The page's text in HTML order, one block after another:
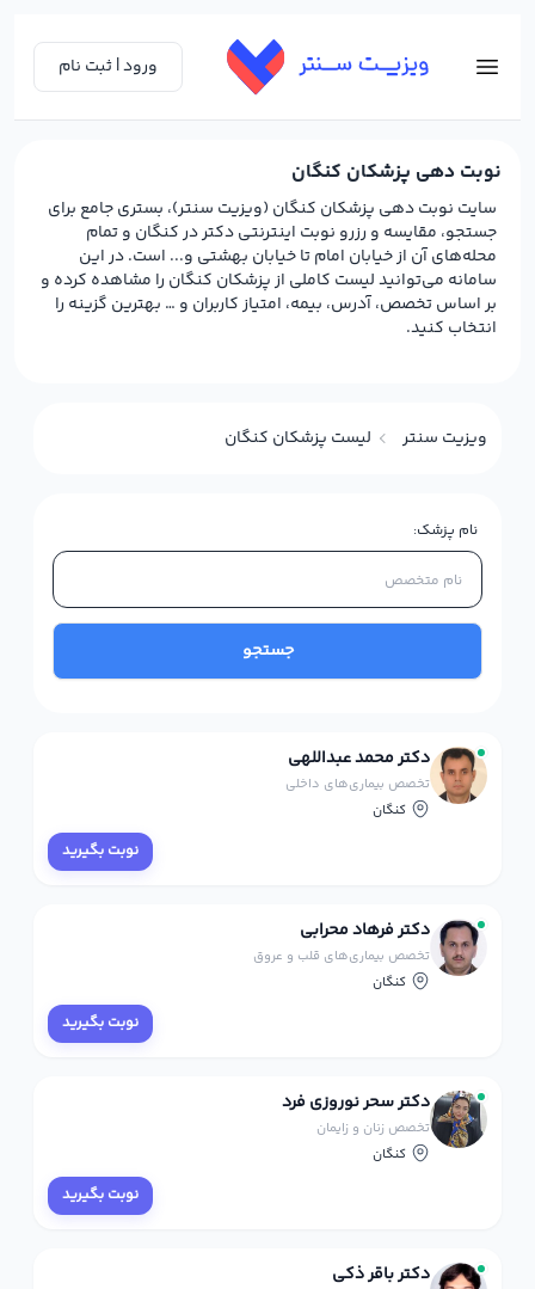
ورود | ثبت نام
نوبت دهی پزشکان کنگان
سایت نوبت دهی پزشکان کنگان (ویزیت سنتر)، بستری جامع برای
جستجو، مقایسه و رزرو نوبت اینترنتی دکتر در کنگان و تمام
محله‌های آن از خیابان امام تا خیابان بهشتی و... است. در این
سامانه می‌توانید لیست کاملی از پزشکان کنگان را مشاهده کرده و
بر اساس تخصص، آدرس، بیمه، امتیاز کاربران و … بهترین گزینه را
انتخاب کنید.
ویزیت سنتر لیست پزشکان کنگان
نام پزشک:
جستجو
دکتر محمد عبداللهی
تخصص بیماری‌های داخلی
کنگان
نوبت بگیرید
دکتر فرهاد محرابی
تخصص بیماری‌های قلب و عروق
کنگان
نوبت بگیرید
دکتر سحر نوروزی فرد
تخصص زنان و زایمان
کنگان
نوبت بگیرید
دکتر باقر ذکی